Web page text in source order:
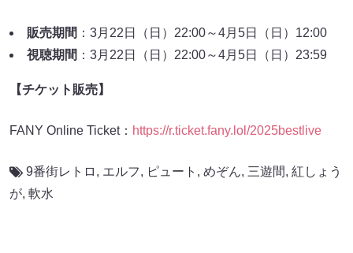
販売期間 ：3月22日（日）22:00～4月5日（日）12:00
視聴期間 ：3月22日（日）22:00～4月5日（日）23:59
【チケット販売】
FANY Online Ticket： https://r.ticket.fany.lol/2025bestlive
9番街レトロ , エルフ, ピュート , めぞん, 三遊間, 紅しょう
が, 軟水